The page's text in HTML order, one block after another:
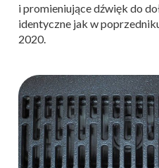
i promieniujące dźwięk do
identyczne jak w
2020.